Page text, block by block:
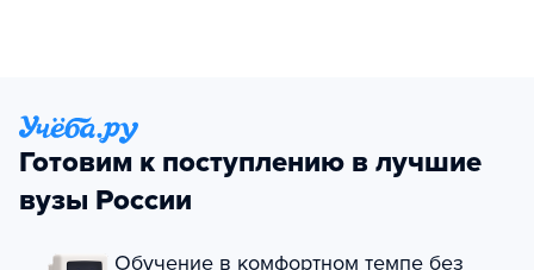
Готовим к поступлению в лучшие
вузы России
Обучение в комфортном темпе без